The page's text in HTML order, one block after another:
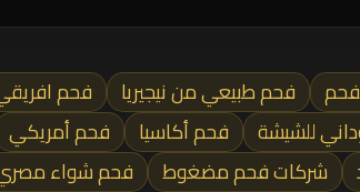
فحم طبيعي من نيجيريا فحم
للشيشة
فحم أكاسيا فحم أمريكي
شركات فحم مضغوط فحم شواء